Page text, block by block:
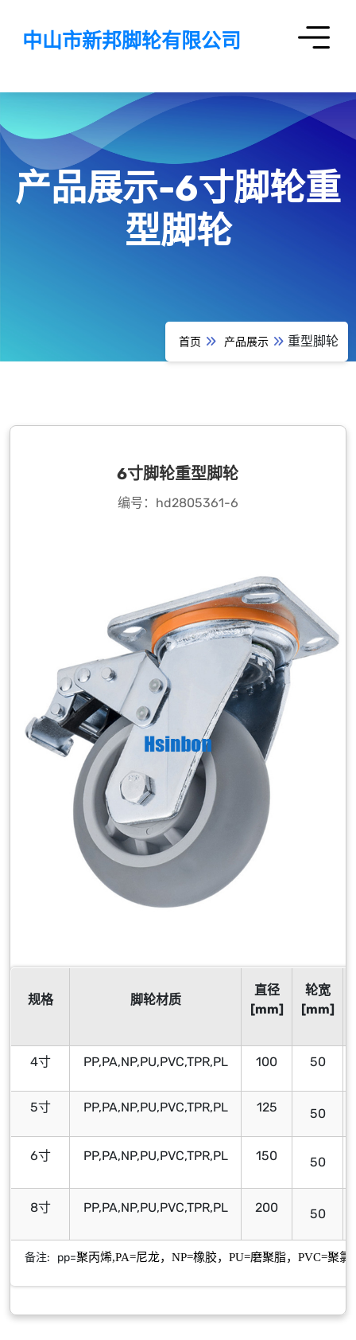
中山市新邦脚轮有限公司
产品展示-6寸脚轮重
型脚轮
首页 产品展示 重型脚轮
6寸脚轮重型脚轮
编号：hd2805361-6
规格 脚轮材质
直径
[mm]
轮宽
[mm]
4寸 PP,PA,NP,PU,PVC,TPR,PL 100 50
5寸 PP,PA,NP,PU,PVC,TPR,PL 125 50
6寸 PP,PA,NP,PU,PVC,TPR,PL 150 50
8寸 PP,PA,NP,PU,PVC,TPR,PL 200 50
备注: pp=聚丙烯,PA=尼龙，NP=橡胶，PU=磨聚脂，PVC=聚